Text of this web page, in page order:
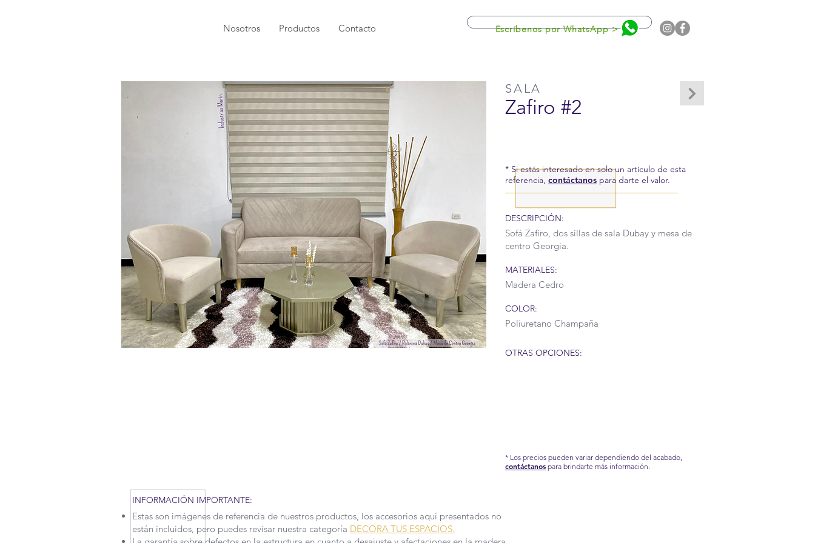
Nosotros Productos Contacto Escríbenos por WhatsApp >
SALA
Zafiro #2
* Si estás interesado en solo un artículo de esta
referencia, contáctanos para darte el valor.
DESCRIPCIÓN:
Sofá Zafiro, dos sillas de sala Dubay y mesa de
centro Georgia.
MATERIALES:
Madera Cedro
COLOR:
Poliuretano Champaña
OTRAS OPCIONES:
* Los precios pueden variar dependiendo del acabado,
contáctanos para brindarte más información.
INFORMACIÓN IMPORTANTE:
Estas son imágenes de referencia de nuestros productos, los accesorios aquí presentados no
están incluidos, pero puedes revisar nuestra categoría DECORA TUS ESPACIOS.